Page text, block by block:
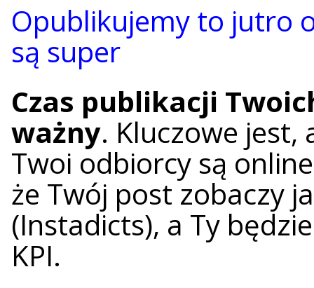
Opublikujemy to jutro
są super
Czas publikacji
ważny. Kluczowe
Twoi odbiorcy są
że Twój post zobaczy
(Instadicts), a Ty
KPI.